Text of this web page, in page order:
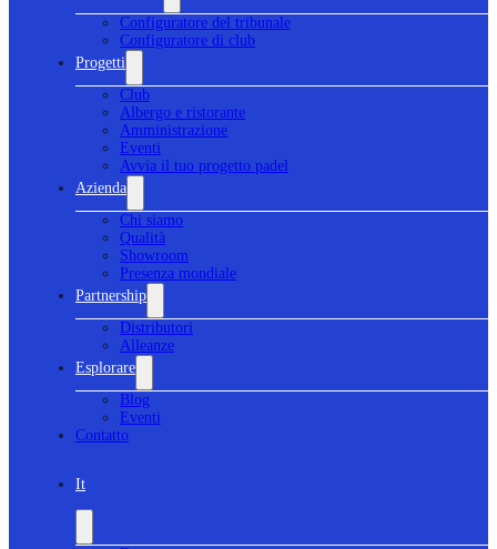
Configuratore del tribunale
Configuratore di club
Progetti
Club
Albergo e ristorante
Amministrazione
Eventi
Avvia il tuo progetto padel
Azienda
Chi siamo
Qualità
Showroom
Presenza mondiale
Partnership
Distributori
Alleanze
Esplorare
Blog
Eventi
Contatto
It